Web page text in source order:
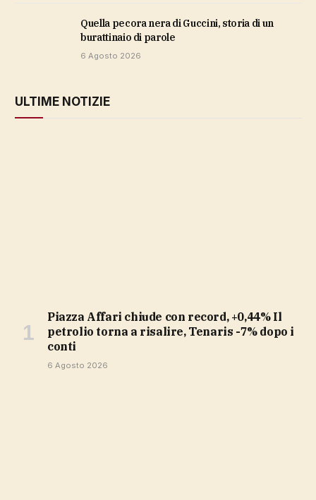
Quella pecora nera di Guccini, storia di un
burattinaio di parole
6 Agosto 2026
ULTIME NOTIZIE
Piazza Affari chiude con record, +0,44% Il
petrolio torna a risalire, Tenaris -7% dopo i
conti
6 Agosto 2026